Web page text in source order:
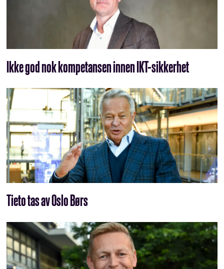
Ikke god nok kompetansen innen IKT-sikkerhet
Tieto tas av Oslo Børs